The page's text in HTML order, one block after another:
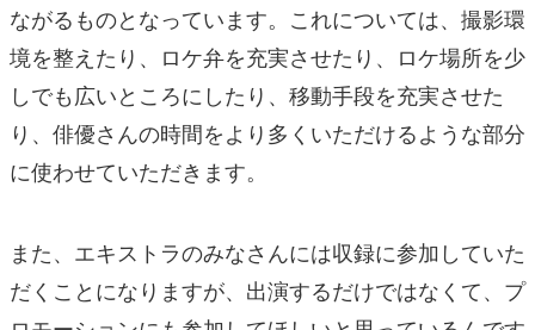
ながるものとなっています。これについては、撮影環
境を整えたり、ロケ弁を充実させたり、ロケ場所を少
しでも広いところにしたり、移動手段を充実させた
り、俳優さんの時間をより多くいただけるような部分
に使わせていただきます。
また、エキストラのみなさんには収録に参加していた
だくことになりますが、出演するだけではなくて、プ